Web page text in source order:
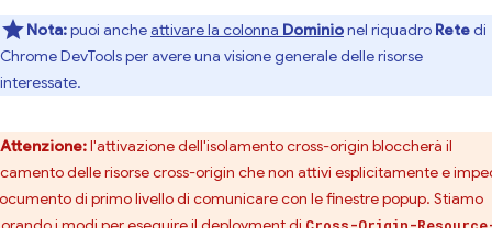
Nota:puoi ancheattivare la colonna Dominionel riquadro Retedi
Chrome DevTools per avere una visione generale delle risorse
interessate.
Attenzione:l'attivazione dell'isolamento cross-origin bloccherà il
delle risorse cross-origin che non attivi esplicitamente e
di primo livello di comunicare con le finestre popup. Stiamo